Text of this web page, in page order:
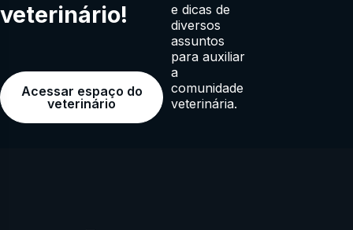
veterinário!
Acessar espaço do
veterinário
e dicas de
diversos
assuntos
para auxiliar
a
comunidade
veterinária.